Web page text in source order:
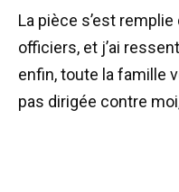
La pièce s’est
officiers, et j’ai
enfin, toute la famille
pas dirigée contre